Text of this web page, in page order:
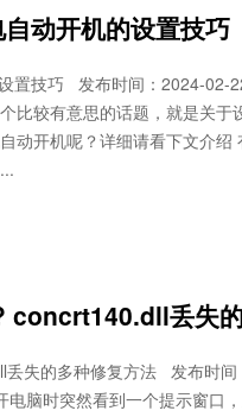
动开机的设置技巧
置技巧 发布时间：2024-02-
较有意思的话题，就是关于
动开机呢？详细请看下文介绍
丢失的
失的多种修复方法 发布时间
脑时突然看到一个提示窗口